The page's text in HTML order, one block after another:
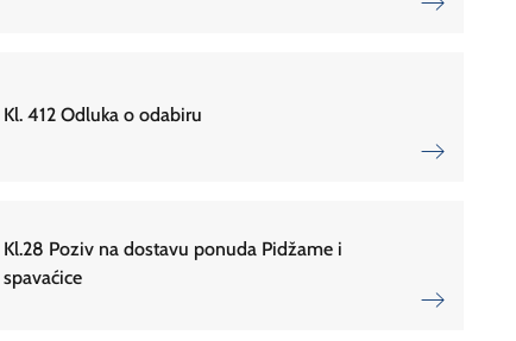
Kl. 412 Odluka o odabiru
Kl.28 Poziv na dostavu ponuda Pidžame i
spavaćice